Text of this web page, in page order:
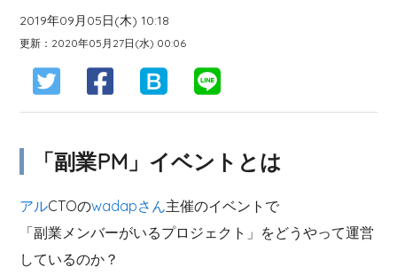
2019年09月05日(木) 10:18
更新：2020年05月27日(水) 00:06
「副業PM」イベントとは
アルCTOのwadapさん主催のイベントで
「副業メンバーがいるプロジェクト」をどうやって運営
しているのか？